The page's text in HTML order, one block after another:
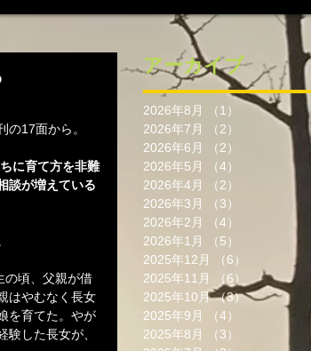
の17面から。
に育て方を非難
談が増えている
頃、父親が借
はやむなく長女
を育てた。やが
験した長女が、
アーカイブ
2026年8月 （1）
1件の記事
2026年7月
（2）
2件の記事
2026年6月
（2）
2件の記事
2026年5月
（4）
4件の記事
2026年4月
（2）
2026年3月
（3）
2026年2月
（4）
2026年1月
（5）
2025年12月
（6）
6件の記事
2025年11月
（6）
6件の記事
2025年10月 （3）3件の記事
2025年9月
（4）
4件の記事
2025年8月
（3）